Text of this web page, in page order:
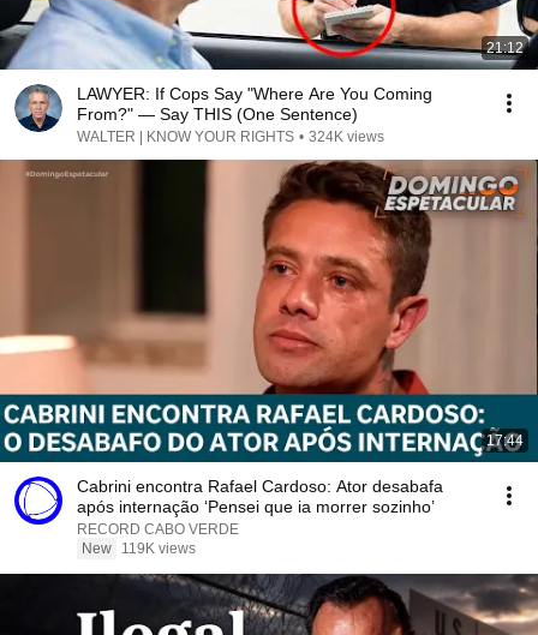
21:12
LAWYER: If Cops Say "Where Are You Coming
From?" — Say THIS (One Sentence)
WALTER | KNOW YOUR RIGHTS • 324K views
17:44
Cabrini encontra Rafael Cardoso: Ator desabafa
após internação ‘Pensei que ia morrer sozinho’
RECORD CABO VERDE
New
119K views